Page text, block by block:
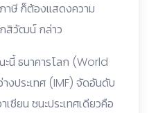
าษี ก็ต้องแสดงความ
กสิวัฒน์ กล่าว
นี้ ธนาคารโลก (World
งประเทศ (IMF) จัดอันดับ
ซียน ชนะประเทศเดียวคือ